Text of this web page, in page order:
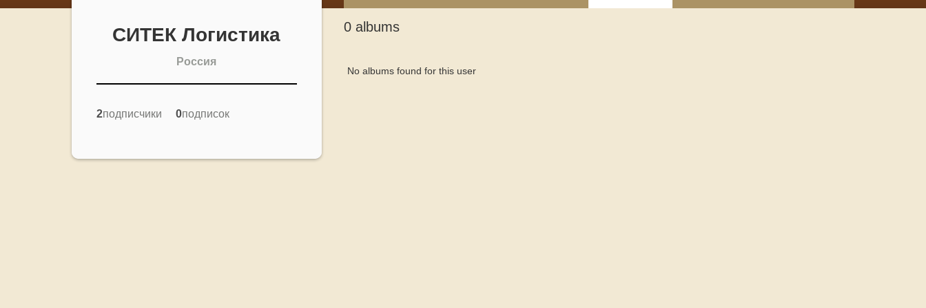
вкладки
СИТЕК Логистика
Россия
2подписчики 0подписок
0 albums
Informative
No albums found for this user